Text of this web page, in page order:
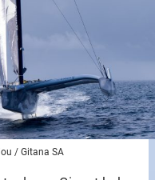
/ Gitana SA